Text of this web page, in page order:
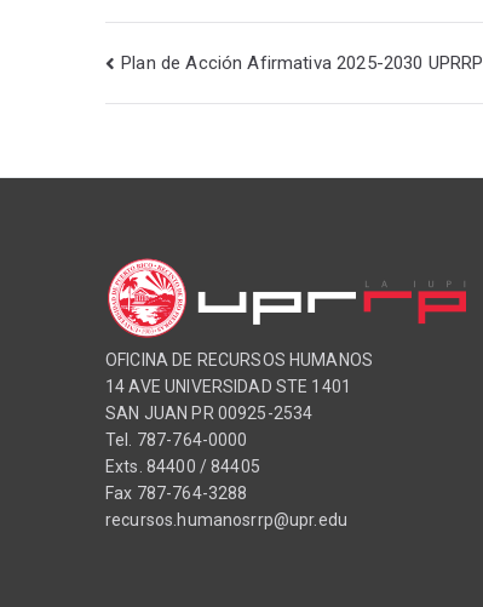
Plan de Acción Afirmativa 2025-2030 UPRRP
OFICINA DE RECURSOS HUMANOS
14 AVE UNIVERSIDAD STE 1401
SAN JUAN PR 00925-2534
Tel. 787-764-0000
Exts. 84400 / 84405
Fax 787-764-3288
recursos.humanosrrp@upr.edu